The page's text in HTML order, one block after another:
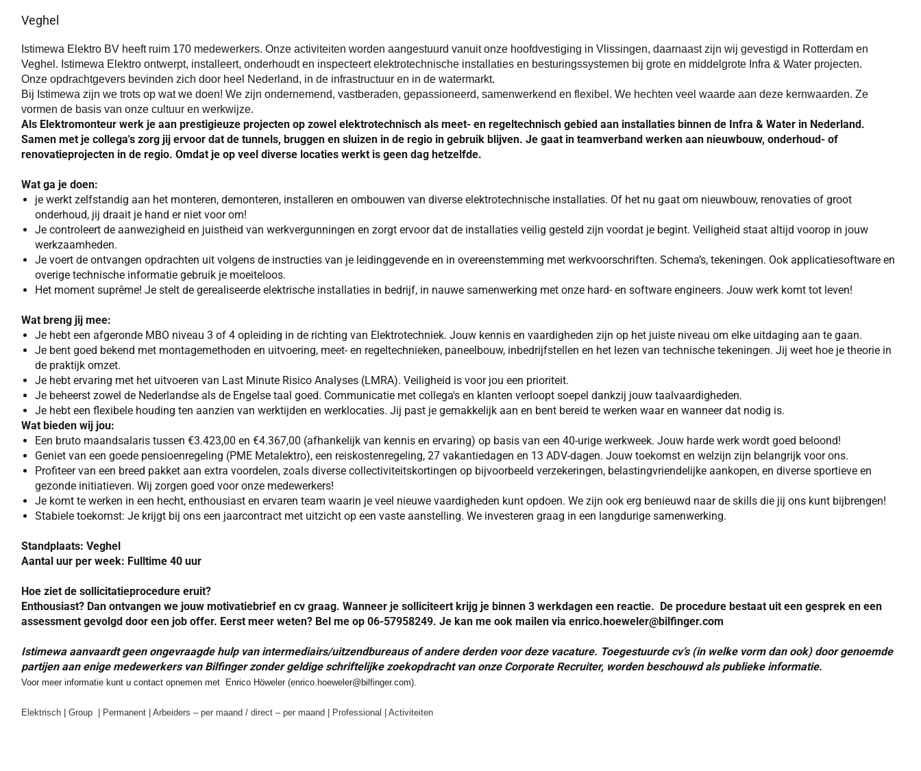
Veghel
Istimewa Elektro BV heeft ruim 170 medewerkers. Onze activiteiten worden aangestuurd vanuit onze hoofdvestiging in Vlissingen, daarnaast zijn wij gevestigd in Rotterdam en
Veghel. Istimewa Elektro ontwerpt, installeert, onderhoudt en inspecteert elektrotechnische installaties en besturingssystemen bij grote en middelgrote Infra & Water projecten.
Onze opdrachtgevers bevinden zich door heel Nederland, in de infrastructuur en in de watermarkt.
Bij Istimewa zijn we trots op wat we doen! We zijn ondernemend, vastberaden, gepassioneerd, samenwerkend en flexibel. We hechten veel waarde aan deze kernwaarden. Ze
vormen de basis van onze cultuur en werkwijze.
Als Elektromonteur werk je aan prestigieuze projecten op zowel elektrotechnisch als meet- en regeltechnisch gebied aan installaties binnen de Infra & Water in Nederland.
Samen met je collega's zorg jij ervoor dat de tunnels, bruggen en sluizen in de regio in gebruik blijven. Je gaat in teamverband werken aan nieuwbouw, onderhoud- of
renovatieprojecten in de regio. Omdat je op veel diverse locaties werkt is geen dag hetzelfde.
Wat ga je doen:
je werkt zelfstandig aan het monteren, demonteren, installeren en ombouwen van diverse elektrotechnische installaties. Of het nu gaat om nieuwbouw, renovaties of groot
onderhoud, jij draait je hand er niet voor om!
Je controleert de aanwezigheid en juistheid van werkvergunningen en zorgt ervoor dat de installaties veilig gesteld zijn voordat je begint. Veiligheid staat altijd voorop in jouw
werkzaamheden.
Je voert de ontvangen opdrachten uit volgens de instructies van je leidinggevende en in overeenstemming met werkvoorschriften. Schema’s, tekeningen. Ook applicatiesoftware en
overige technische informatie gebruik je moeiteloos.
Het moment suprême! Je stelt de gerealiseerde elektrische installaties in bedrijf, in nauwe samenwerking met onze hard- en software engineers. Jouw werk komt tot leven!
Wat breng jij mee:
Je hebt een afgeronde MBO niveau 3 of 4 opleiding in de richting van Elektrotechniek. Jouw kennis en vaardigheden zijn op het juiste niveau om elke uitdaging aan te gaan.
Je bent goed bekend met montagemethoden en uitvoering, meet- en regeltechnieken, paneelbouw, inbedrijfstellen en het lezen van technische tekeningen. Jij weet hoe je theorie in
de praktijk omzet.
Je hebt ervaring met het uitvoeren van Last Minute Risico Analyses (LMRA). Veiligheid is voor jou een prioriteit.
Je beheerst zowel de Nederlandse als de Engelse taal goed. Communicatie met collega's en klanten verloopt soepel dankzij jouw taalvaardigheden.
Je hebt een flexibele houding ten aanzien van werktijden en werklocaties. Jij past je gemakkelijk aan en bent bereid te werken waar en wanneer dat nodig is.
Wat bieden wij jou:
Een bruto maandsalaris tussen €3.423,00 en €4.367,00 (afhankelijk van kennis en ervaring) op basis van een 40-urige werkweek. Jouw harde werk wordt goed beloond!
Geniet van een goede pensioenregeling (PME Metalektro), een reiskostenregeling, 27 vakantiedagen en 13 ADV-dagen. Jouw toekomst en welzijn zijn belangrijk voor ons.
Profiteer van een breed pakket aan extra voordelen, zoals diverse collectiviteitskortingen op bijvoorbeeld verzekeringen, belastingvriendelijke aankopen, en diverse sportieve en
gezonde initiatieven. Wij zorgen goed voor onze medewerkers!
Je komt te werken in een hecht, enthousiast en ervaren team waarin je veel nieuwe vaardigheden kunt opdoen. We zijn ook erg benieuwd naar de skills die jij ons kunt bijbrengen!
Stabiele toekomst: Je krijgt bij ons een jaarcontract met uitzicht op een vaste aanstelling. We investeren graag in een langdurige samenwerking.
Standplaats: Veghel
Aantal uur per week: Fulltime 40 uur
Hoe ziet de sollicitatieprocedure eruit?
Enthousiast? Dan ontvangen we jouw motivatiebrief en cv graag. Wanneer je solliciteert krijg je binnen 3 werkdagen een reactie. De procedure bestaat uit een gesprek en een
assessment gevolgd door een job offer. Eerst meer weten? Bel me op 06-57958249. Je kan me ook mailen via enrico.hoeweler@bilfinger.com
Istimewa aanvaardt geen ongevraagde hulp van intermediairs/uitzendbureaus of andere derden voor deze vacature. Toegestuurde cv’s (in welke vorm dan ook) door genoemde
partijen aan enige medewerkers van Bilfinger zonder geldige schriftelijke zoekopdracht van onze Corporate Recruiter, worden beschouwd als publieke informatie.
Voor meer informatie kunt u contact opnemen met Enrico Höweler(enrico.hoeweler@bilfinger.com).
Elektrisch | Group | Permanent | Arbeiders – per maand / direct – per maand | Professional | Activiteiten